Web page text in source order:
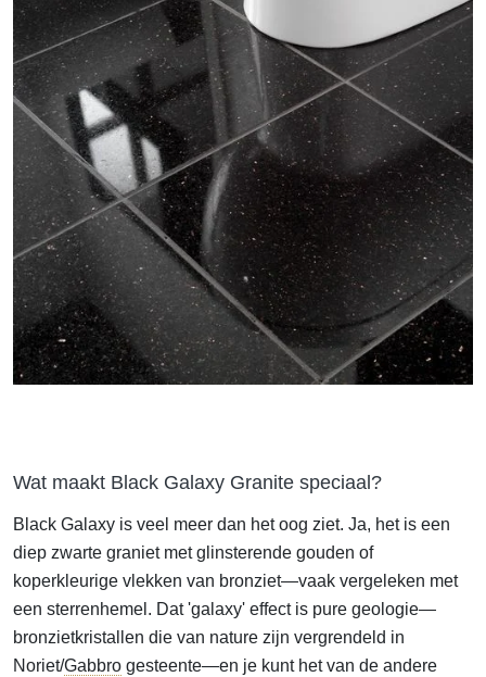
Wat maakt Black Galaxy Granite speciaal?
Black Galaxy is veel meer dan het oog ziet. Ja, het is een
diep zwarte graniet met glinsterende gouden of
koperkleurige vlekken van bronziet—vaak vergeleken met
een sterrenhemel. Dat 'galaxy' effect is pure geologie—
bronzietkristallen die van nature zijn vergrendeld in
Noriet/Gabbro gesteente—en je kunt het van de andere